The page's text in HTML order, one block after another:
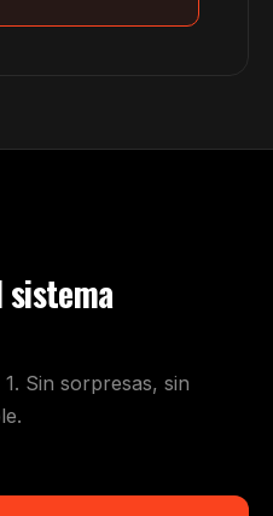
sistema
Sin sorpresas, sin